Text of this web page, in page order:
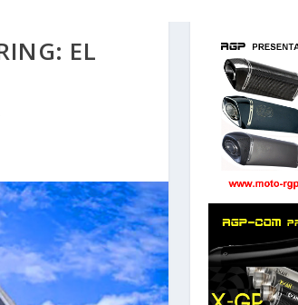
EL